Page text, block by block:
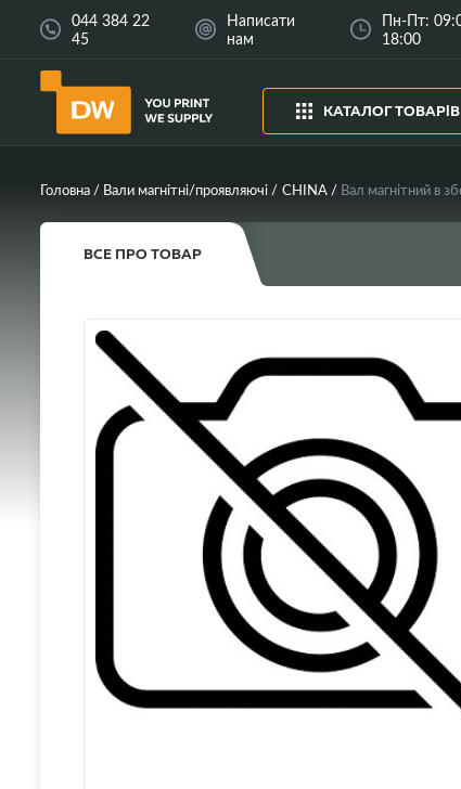
044 384 22
45
Написати
нам
Пн-Пт:
18:00
КАТАЛОГ ТОВАРІВ
Головна Вали магнітні/проявляючі CHINA
ВСЕ ПРО ТОВАР